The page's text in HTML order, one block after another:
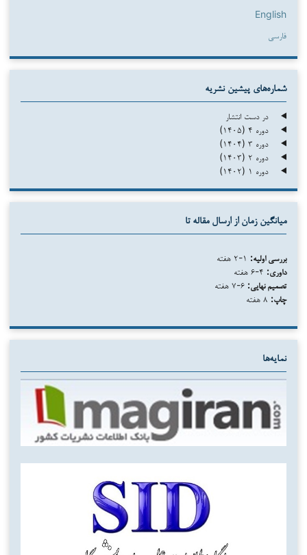
English
فارسی
شماره‌های پیشین نشریه
در دست انتشار
دوره ۴ (۱۴۰۵)
دوره ۳ (۱۴۰۴)
دوره ۲ (۱۴۰۳)
دوره ۱ (۱۴۰۲)
میانگین زمان از ارسال مقاله تا
بررسی اولیه:
داوری:
تصمیم نهایی:
چاپ:
نمایه‌ها